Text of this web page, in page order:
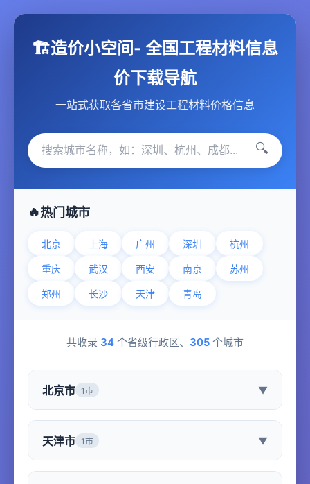
🏗️造价小空间- 全国工程材料信息
价下载导航
一站式获取各省市建设工程材料价格信息
🔍
热门城市
北京 上海 广州 深圳 杭州
重庆 武汉 西安 南京 苏州
郑州 长沙 天津 青岛
共收录 34 个省级行政区、 305 个城市
北京市 1市 ▼
天津市 1市 ▼